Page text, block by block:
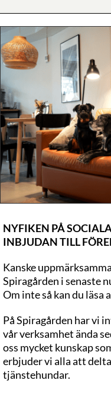
NYFIKEN PÅ
INBJUDAN TILL
Kanske
Spiragården i senaste
Om inte så kan du läsa
På Spiragården har vi
vår verksamhet ända
oss mycket kunskap
erbjuder vi alla att
tjänstehundar.